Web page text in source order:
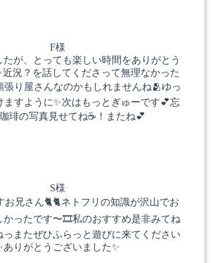
F様
が、とっても楽しい時間をありがとう
近況？を話してくださって無理なかった
り屋さんなのかもしれませんね🫂ゆっ
ますように✨次はもっとぎゅーです💕忘
琲の写真見せてね☕️！またね💕
S様
お兄さん🐈🐈ネトフリの知識が沢山でお
かったです〜🎞️私のおすすめ是非みてね
っまたぜひふらっと遊びに来てください
ありがとうございました✨